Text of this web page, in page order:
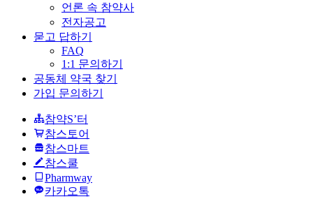
언론 속 참약사
전자공고
묻고 답하기
FAQ
1:1 문의하기
공동체 약국 찾기
가입 문의하기
참약S’터
참스토어
참스마트
참스쿨
Pharmway
카카오톡